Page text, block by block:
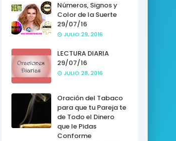
Números, Signos y
Color de la Suerte
29/07/16
JULIO 29, 2016
LECTURA DIARIA
29/07/16
JULIO 28, 2016
Oración del Tabaco
para que tu Pareja te
de Todo el Dinero
que le Pidas
Conforme